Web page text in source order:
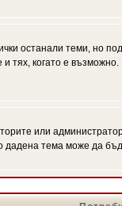
останали теми,
и тях, когато е
или
дадена тема може да